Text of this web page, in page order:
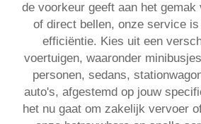
de voorkeur geeft aan het gemak
of direct bellen, onze service
efficiëntie. Kies uit een
voertuigen, waaronder
personen, sedans,
auto's, afgestemd op jouw
het nu gaat om zakelijk vervoer